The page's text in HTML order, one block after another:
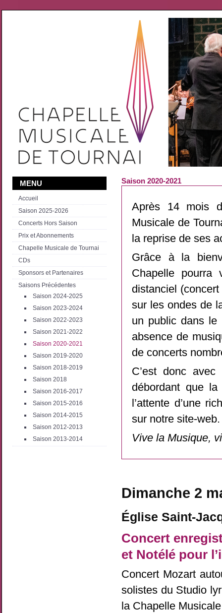
MENU
Accueil
Saison 2025-2026
Concerts Hors Saison
Prix et Abonnements
Chapelle Musicale de Tournai
CDs
Sponsors et Partenaires
Saisons Précédentes
Saison 2024-2025
Saison 2023-2024
Saison 2022-2023
Saison 2021-2022
Saison 2020-2021
Saison 2019-2020
Saison 2018-2019
Saison 2018
Saison 2016-2017
Saison 2015-2016
Saison 2014-2015
Saison 2012-2013
Saison 2013-2014
Saison 2020-2021
Après 14 mois
Musicale de
la reprise de ses
Grâce à la
Chapelle pourra
distanciel
sur les ondes de
un public dans le
absence de
de concerts
C’est donc
débordant que
l’attente d’une
sur notre site-web.
Vive la Musique,
Dimanche 2
Église Saint-
Concert
et Notélé pour
Concert Mozart
solistes du Studio
la Chapelle